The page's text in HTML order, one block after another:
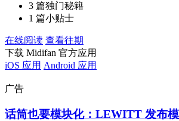
3 篇独门秘籍
1 篇小贴士
在线阅读 查看往期
下载 Midifan 官方应用
iOS 应用 Android 应用
广告
话筒也要模块化：LEWITT 发布